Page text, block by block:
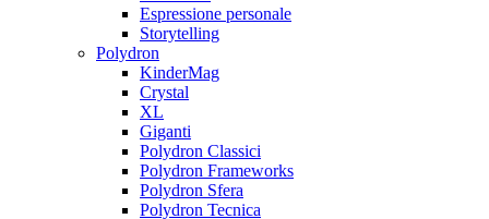
Espressione personale
Storytelling
Polydron
KinderMag
Crystal
XL
Giganti
Polydron Classici
Polydron Frameworks
Polydron Sfera
Polydron Tecnica